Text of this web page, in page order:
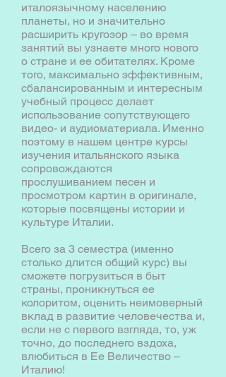
италоязычному населению
планеты, но и значительно
расширить кругозор – во время
занятий вы узнаете много нового
о стране и ее обитателях. Кроме
того, максимально эффективным,
сбалансированным и интересным
учебный процесс делает
использование сопутствующего
видео- и аудиоматериала. Именно
поэтому в нашем центре курсы
изучения итальянского языка
сопровождаются
прослушиванием песен и
просмотром картин в оригинале,
которые посвящены истории и
культуре Италии.
Всего за 3 семестра (именно
столько длится общий курс) вы
сможете погрузиться в быт
страны, проникнуться ее
колоритом, оценить неимоверный
вклад в развитие человечества и,
если не с первого взгляда, то, уж
точно, до последнего вздоха,
влюбиться в Ее Величество –
Италию!